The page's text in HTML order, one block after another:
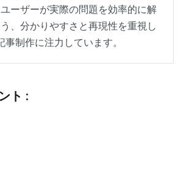
ーザーが実際の問題を効率的に解
、分かりやすさと再現性を重視し
事制作に注力しています。
ト :